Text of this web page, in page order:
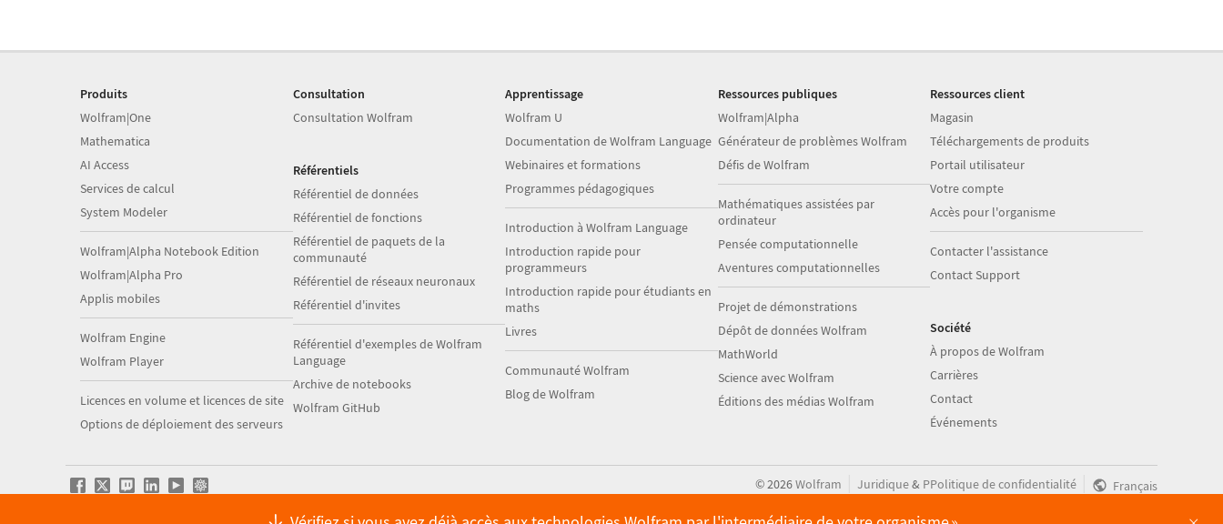
Produits
Wolfram|One
Mathematica
AI Access
Services de calcul
System Modeler
Wolfram|Alpha Notebook Edition
Wolfram|Alpha Pro
Applis mobiles
Wolfram Engine
Wolfram Player
Licences en volume et licences de site
Options de déploiement des serveurs
Consultation
Consultation Wolfram
Référentiels
Référentiel de données
Référentiel de fonctions
Référentiel de paquets de la
communauté
Référentiel de réseaux neuronaux
Référentiel d'invites
Référentiel d'exemples de Wolfram
Language
Archive de notebooks
Wolfram GitHub
Apprentissage
Wolfram U
Documentation de Wolfram Language
Webinaires et formations
Programmes pédagogiques
Introduction à Wolfram Language
Introduction rapide pour
programmeurs
Introduction rapide pour étudiants en
maths
Livres
Communauté Wolfram
Blog de Wolfram
Ressources publiques
Wolfram|Alpha
Générateur de problèmes Wolfram
Défis de Wolfram
Mathématiques assistées par
ordinateur
Pensée computationnelle
Aventures computationnelles
Projet de démonstrations
Dépôt de données Wolfram
MathWorld
Science avec Wolfram
Éditions des médias Wolfram
Ressources client
Magasin
Téléchargements de produits
Portail utilisateur
Votre compte
Accès pour l'organisme
Contacter l'assistance
Contact Support
Société
À propos de Wolfram
Carrières
Contact
Événements
©2026Wolfram Juridique& PPolitique de confidentialité Français